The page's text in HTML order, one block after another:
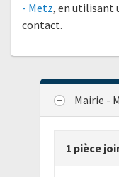
- Metz, en utilisant
contact.
Mairie -
1 pièce